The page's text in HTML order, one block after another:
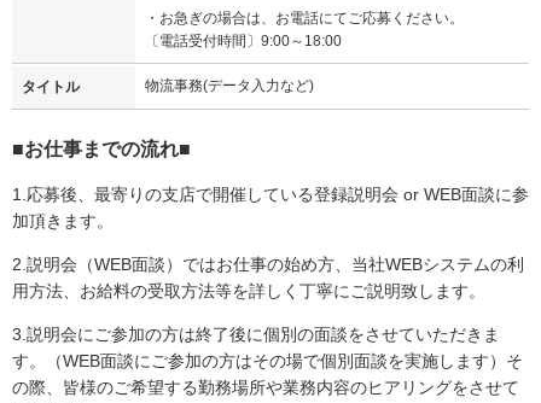
・お急ぎの場合は、お電話にてご応募ください。
〔電話受付時間〕9:00～18:00
タイトル 物流事務(データ入力など)
■お仕事までの流れ■
1.応募後、最寄りの支店で開催している登録説明会 or WEB面談に参
加頂きます。
2.説明会（WEB面談）ではお仕事の始め方、当社WEBシステムの利
用方法、お給料の受取方法等を詳しく丁寧にご説明致します。
3.説明会にご参加の方は終了後に個別の面談をさせていただきま
す。（WEB面談にご参加の方はその場で個別面談を実施します）そ
の際、皆様のご希望する勤務場所や業務内容のヒアリングをさせて